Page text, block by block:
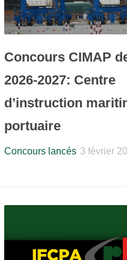
Concours CIMAP
2026-2027: Centre
d’instruction
portuaire
Concours lancés 3 février